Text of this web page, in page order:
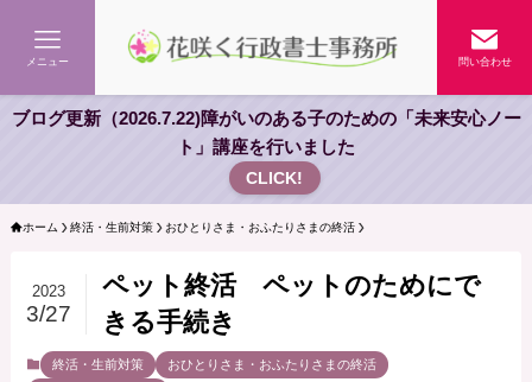
問い合わせ
メニュー
ブログ更新（2026.7.22)障がいのある子のための「未来安心ノー
ト」講座を行いました
CLICK!
ホーム 終活・生前対策 おひとりさま・おふたりさまの終活
ペット終活 ペットのためにで
きる手続き
2023
3/27
終活・生前対策
おひとりさま・おふたりさまの終活